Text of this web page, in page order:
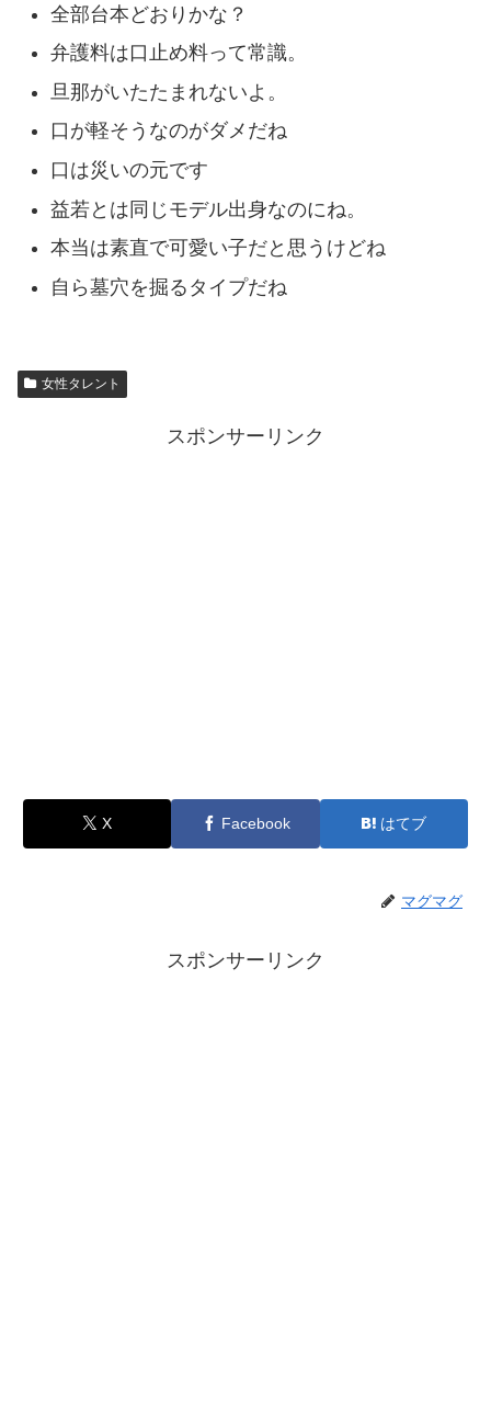
全部台本どおりかな？
弁護料は口止め料って常識。
旦那がいたたまれないよ。
口が軽そうなのがダメだね
口は災いの元です
益若とは同じモデル出身なのにね。
本当は素直で可愛い子だと思うけどね
自ら墓穴を掘るタイプだね
女性タレント
スポンサーリンク
X Facebook はてブ
マグマグ
スポンサーリンク